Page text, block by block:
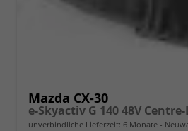
Mazda CX-30
e-Skyactiv G 140 48V
unverbindliche Lieferzeit: 6 Monate